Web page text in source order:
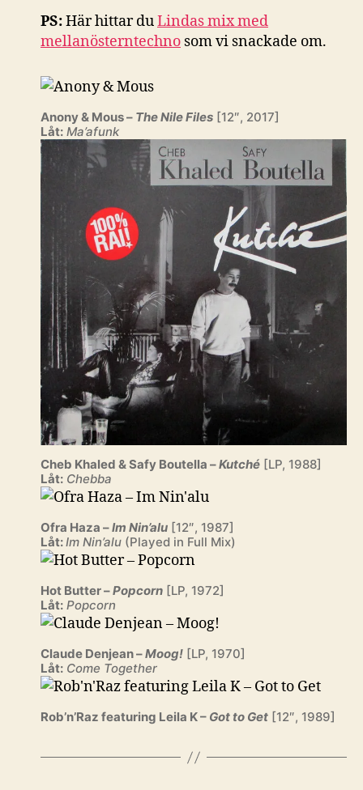
PS:Här hittar duLindas mix med
mellanösterntechno som vi snackade om.
Anony & Mous – The Nile Files [12″, 2017]
Låt: Ma’afunk
Cheb Khaled & Safy Boutella –Kutché [LP, 1988]
Låt: Chebba
Ofra Haza –Im Nin’alu [12″, 1987]
Låt:Im Nin’alu (Played in Full Mix)
Hot Butter –Popcorn [LP, 1972]
Låt: Popcorn
Claude Denjean –Moog! [LP, 1970]
Låt: Come Together
Rob’n’Raz featuring Leila K – Got to Get [12″, 1989]